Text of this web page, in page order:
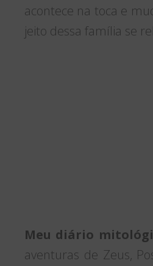
acontece na toca e
jeito dessa família se
Meu diário
aventuras de Zeus,